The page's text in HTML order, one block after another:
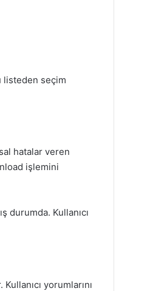
listeden seçim
hatalar veren
işlemini
durumda. Kullanıcı
yorumlarını